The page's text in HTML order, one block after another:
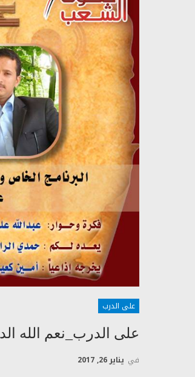
على الدرب
على الدرب_نعم الله
في يناير 26, 2017